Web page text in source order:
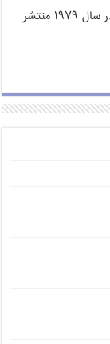
«دروغگوی بزرگ» یک فیلم کمدی هندی است که در سال ۱۹۷۹ منتشر